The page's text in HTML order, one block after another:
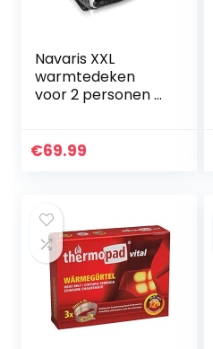
Navaris XXL
warmtedeken
voor 2 personen –
timer –
€69.99